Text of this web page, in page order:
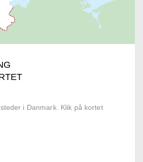
i Danmark. Klik på kortet